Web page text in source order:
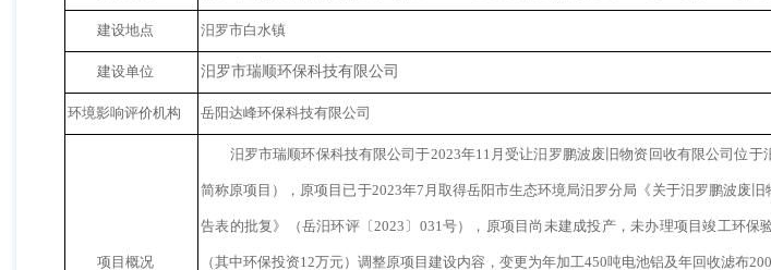
建设地点 汨罗市白水镇
建设单位 汨罗市瑞顺环保科技有限公司
环境影响评价机构 岳阳达峰环保科技有限公司
项目概况
汨罗市瑞顺环保科技有限公司于2023年11月受让汨罗鹏波废旧物资回收有限公司位
简称原项目），原项目已于2023年7月取得岳阳市生态环境局汨罗分局《关于汨罗鹏波废
告表的批复》（岳汨环评〔2023〕031号），原项目尚未建成投产，未办理项目竣工环
（其中环保投资12万元）调整原项目建设内容，变更为年加工450吨电池铝及年回收滤布